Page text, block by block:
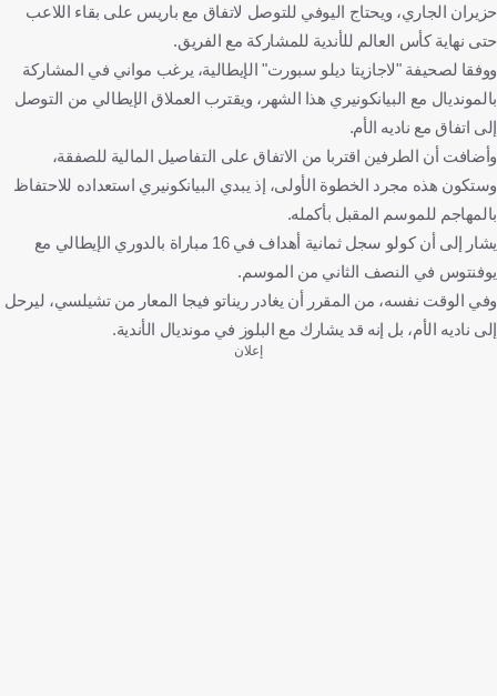
حزيران الجاري، ويحتاج اليوفي للتوصل لاتفاق مع باريس على بقاء اللاعب
حتى نهاية كأس العالم للأندية للمشاركة مع الفريق.
ووفقا لصحيفة "لاجازيتا ديلو سبورت" الإيطالية، يرغب مواني في المشاركة
بالمونديال مع البيانكونيري هذا الشهر، ويقترب العملاق الإيطالي من التوصل
إلى اتفاق مع ناديه الأم.
وأضافت أن الطرفين اقتربا من الاتفاق على التفاصيل المالية للصفقة،
وستكون هذه مجرد الخطوة الأولى، إذ يبدي البيانكونيري استعداده للاحتفاظ
بالمهاجم للموسم المقبل بأكمله.
يشار إلى أن كولو سجل ثمانية أهداف في 16 مباراة بالدوري الإيطالي مع
يوفنتوس في النصف الثاني من الموسم.
وفي الوقت نفسه، من المقرر أن يغادر ريناتو فيجا المعار من تشيلسي، ليرحل
إلى ناديه الأم، بل إنه قد يشارك مع البلوز في مونديال الأندية.
إعلان